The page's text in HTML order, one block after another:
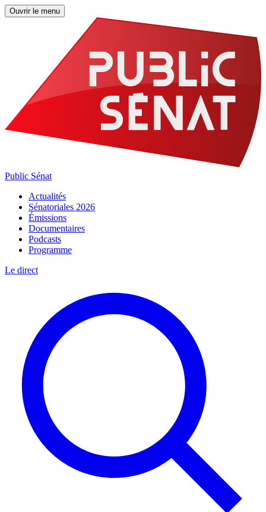
Ouvrir le menu
Public Sénat
Actualités
Sénatoriales 2026
Émissions
Documentaires
Podcasts
Programme
Le direct